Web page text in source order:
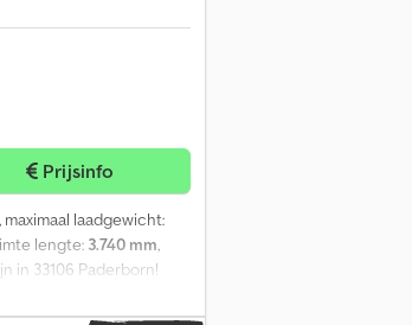
Prijsinfo
, maximaal laadgewicht:
lengte: 3.740 mm,
in 33106 Paderborn!
overleg.
korte termijn leverbaar,